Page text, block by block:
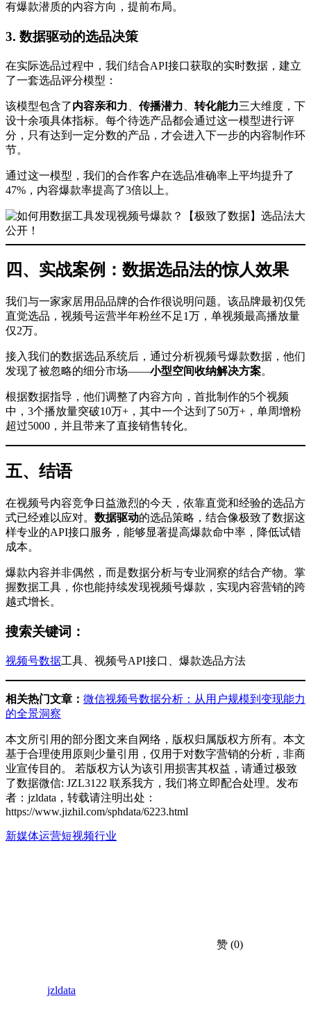
有爆款潜质的内容方向，提前布局。
3. 数据驱动的选品决策
在实际选品过程中，我们结合API接口获取的实时数据，建立
了一套选品评分模型：
该模型包含了内容亲和力 传播潜力 转化能力三大维度，下
设十余项具体指标。每个待选产品都会通过这一模型进行评
分，只有达到一定分数的产品，才会进入下一步的内容制作环
节。
通过这一模型，我们的合作客户在选品准确率上平均提升了
47%，内容爆款率提高了3倍以上。
四、实战案例：数据选品法的惊人效果
我们与一家家居用品品牌的合作很说明问题。该品牌最初仅凭
直觉选品，视频号运营半年粉丝不足1万，单视频最高播放量
仅2万。
接入我们的数据选品系统后，通过分析视频号爆款数据，他们
发现了被忽略的细分市场——小型空间收纳解决方案。
根据数据指导，他们调整了内容方向，首批制作的5个视频
中，3个播放量突破10万+，其中一个达到了50万+，单周增粉
超过5000，并且带来了直接销售转化。
五、结语
在视频号内容竞争日益激烈的今天，依靠直觉和经验的选品方
式已经难以应对。 数据驱动的选品策略，结合像极致了数据这
样专业的API接口服务，能够显著提高爆款命中率，降低试错
成本。
爆款内容并非偶然，而是数据分析与专业洞察的结合产物。掌
握数据工具，你也能持续发现视频号爆款，实现内容营销的跨
越式增长。
搜索关键词：
视频号数据工具、视频号API接口、爆款选品方法
相关热门文章： 微信视频号数据分析：从用户规模到变现能力
的全景洞察
本文所引用的部分图文来自网络，版权归属版权方所有。本文
基于合理使用原则少量引用，仅用于对数字营销的分析，非商
业宣传目的。 若版权方认为该引用损害其权益，请通过极致
了数据微信: JZL3122 联系我方，我们将立即配合处理。发布
者：jzldata，转载请注明出处：
https://www.jizhil.com/sphdata/6223.html
新媒体运营短视频行业
赞 (0)
jzldata